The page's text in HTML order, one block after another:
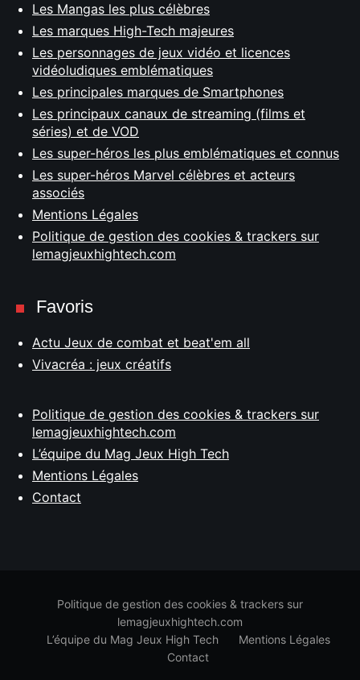
Les Mangas les plus célèbres
Les marques High-Tech majeures
Les personnages de jeux vidéo et licences
vidéoludiques emblématiques
Les principales marques de Smartphones
Les principaux canaux de streaming (films et
séries) et de VOD
Les super-héros les plus emblématiques et connus
Les super-héros Marvel célèbres et acteurs
associés
Mentions Légales
Politique de gestion des cookies & trackers sur
lemagjeuxhightech.com
Favoris
Actu Jeux de combat et beat'em all
Vivacréa : jeux créatifs
Politique de gestion des cookies & trackers sur
lemagjeuxhightech.com
L’équipe du Mag Jeux High Tech
Mentions Légales
Contact
Politique de gestion des cookies & trackers sur
lemagjeuxhightech.com
L’équipe du Mag Jeux High Tech
Mentions Légales
Contact